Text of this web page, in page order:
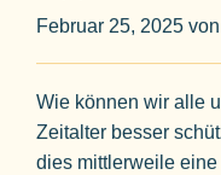
Februar 25, 2025 von
Wie können wir alle
Zeitalter besser
dies mittlerweile